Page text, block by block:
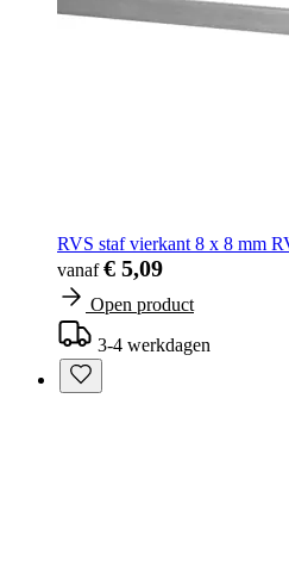
RVS staf vierkant 8 x 8 mm
vanaf€ 5,09
Open product
3-4 werkdagen